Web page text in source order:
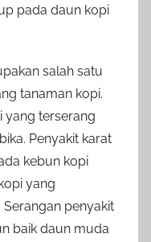
pada daun kopi
salah satu
tanaman kopi.
yang terserang
Penyakit karat
kebun kopi
yang
penyakit
baik daun muda